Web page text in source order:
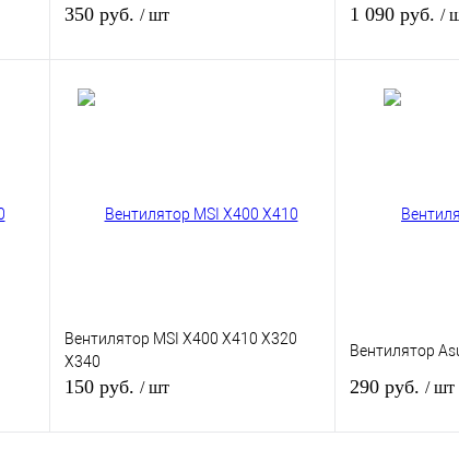
350 руб. / шт
наличии
G512LW для
1 090 руб. /
Вентилятор MSI X400 X410 X320
X340
150 руб. / шт
Вентилятор
290 руб. / шт